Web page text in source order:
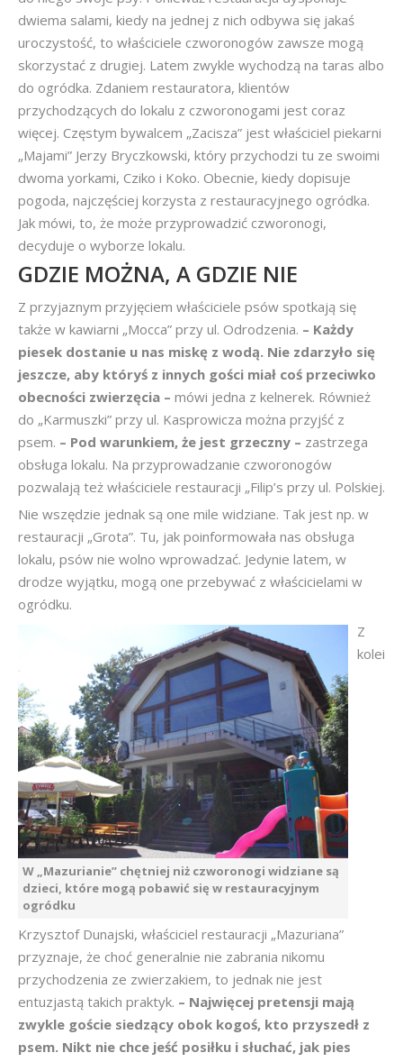
dwiema salami, kiedy na jednej z nich odbywa się jakaś
uroczystość, to właściciele czworonogów zawsze mogą
skorzystać z drugiej. Latem zwykle wychodzą na taras albo
do ogródka. Zdaniem restauratora, klientów
przychodzących do lokalu z czworonogami jest coraz
więcej. Częstym bywalcem „Zacisza” jest właściciel piekarni
„Majami” Jerzy Bryczkowski, który przychodzi tu ze swoimi
dwoma yorkami, Cziko i Koko. Obecnie, kiedy dopisuje
pogoda, najczęściej korzysta z restauracyjnego ogródka.
Jak mówi, to, że może przyprowadzić czworonogi,
decyduje o wyborze lokalu.
GDZIE MOŻNA, A GDZIE NIE
Z przyjaznym przyjęciem właściciele psów spotkają się
także w kawiarni „Mocca” przy ul. Odrodzenia. – Każdy
piesek dostanie u nas miskę z wodą. Nie zdarzyło się
jeszcze, aby któryś z innych gości miał coś przeciwko
obecności zwierzęcia – mówi jedna z kelnerek. Również
do „Karmuszki” przy ul. Kasprowicza można przyjść z
psem. – Pod warunkiem, że jest grzeczny – zastrzega
obsługa lokalu. Na przyprowadzanie czworonogów
pozwalają też właściciele restauracji „Filip’s przy ul. Polskiej.
Nie wszędzie jednak są one mile widziane. Tak jest np. w
restauracji „Grota”. Tu, jak poinformowała nas obsługa
lokalu, psów nie wolno wprowadzać. Jedynie latem, w
drodze wyjątku, mogą one przebywać z właścicielami w
ogródku.
W „Mazurianie” chętniej niż czworonogi widziane są
dzieci, które mogą pobawić się w restauracyjnym
ogródku
Z
kolei
Krzysztof Dunajski, właściciel restauracji „Mazuriana”
przyznaje, że choć generalnie nie zabrania nikomu
przychodzenia ze zwierzakiem, to jednak nie jest
entuzjastą takich praktyk. – Najwięcej pretensji mają
zwykle goście siedzący obok kogoś, kto przyszedł z
psem. Nikt nie chce jeść posiłku i słuchać, jak pies